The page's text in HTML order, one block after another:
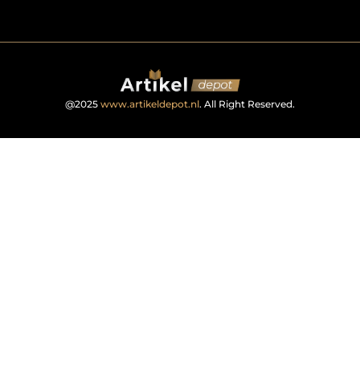
@2025 www.artikeldepot.nl. All Right Reserved.